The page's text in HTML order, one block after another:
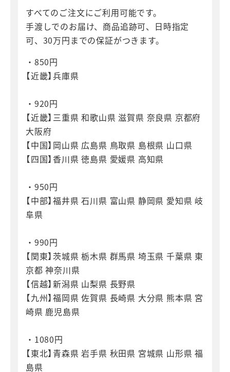
すべてのご注文にご利用可能です。
手渡しでのお届け、商品追跡可、日時指定
可、30万円までの保証がつきます。
・850円
【近畿】兵庫県
・920円
【近畿】三重県 和歌山県 滋賀県 奈良県 京都府
大阪府
【中国】岡山県 広島県 鳥取県 島根県 山口県
【四国】香川県 徳島県 愛媛県 高知県
・950円
【中部】福井県 石川県 富山県 静岡県 愛知県 岐
阜県
・990円
【関東】茨城県 栃木県 群馬県 埼玉県 千葉県 東
京都 神奈川県
【信越】新潟県 山梨県 長野県
【九州】福岡県 佐賀県 長崎県 大分県 熊本県 宮
崎県 鹿児島県
・1080円
【東北】青森県 岩手県 秋田県 宮城県 山形県 福
島県